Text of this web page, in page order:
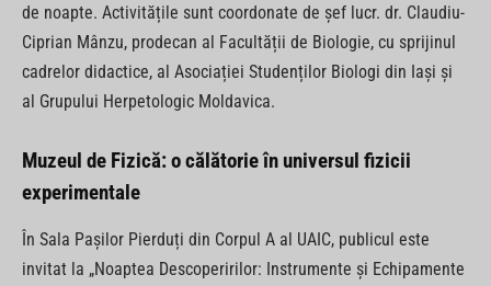
de noapte. Activitățile sunt coordonate de șef lucr. dr. Claudiu-
Ciprian Mânzu, prodecan al Facultății de Biologie, cu sprijinul
cadrelor didactice, al Asociației Studenților Biologi din Iași și
al Grupului Herpetologic Moldavica.
Muzeul de Fizică: o călătorie în universul fizicii
experimentale
În Sala Pașilor Pierduți din Corpul A al UAIC, publicul este
invitat la „Noaptea Descoperirilor: Instrumente și Echipamente